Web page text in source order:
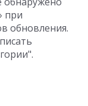
при
обновления.